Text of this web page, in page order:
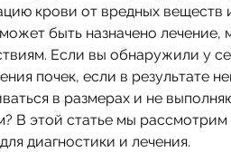
крови от вредных веществ
быть назначено
Если вы обнаружили у
почек, если в результате
в размерах и не
В этой статье мы
диагностики и лечения.